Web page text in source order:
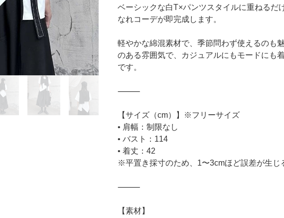
ベーシックな白T×パンツスタイルに重ねるだ
なれコーデが即完成します。
軽やかな綿混素材で、季節問わず使えるのも
のある雰囲気で、カジュアルにもモードにも
です。
⸻
【サイズ（cm）】※フリーサイズ
• 肩幅：制限なし
• バスト：114
• 着丈：42
※平置き採寸のため、1〜3cmほど誤差が生じ
⸻
【素材】